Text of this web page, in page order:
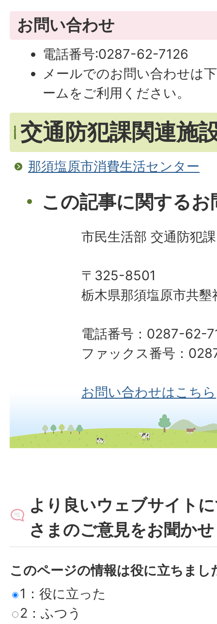
お問い合わせ
電話番号:0287-62-7126
メールでのお問い合わせは
ームをご利用ください。
交通防犯課関連施
那須塩原市消費生活センター
この記事に関する
市民生活部 交通防犯課
〒325-8501
栃木県那須塩原市共
電話番号：0287-62-
ファックス番号：
お問い合わせはこちら
より良いウェブサイト
さまのご意見をお聞か
このページの情報は役に立ちまし
1：役に立った
2：ふつう